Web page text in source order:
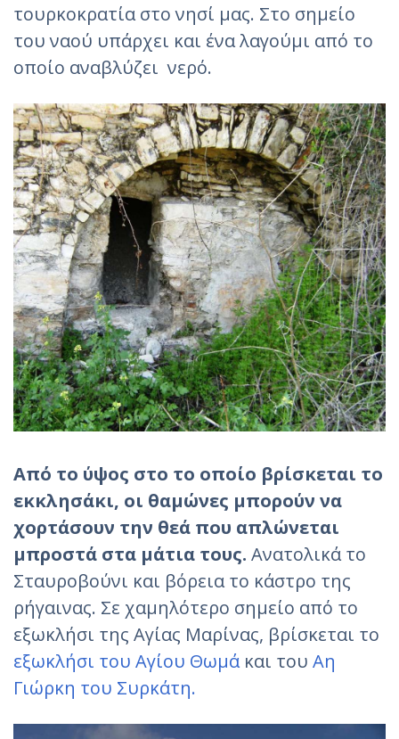
τουρκοκρατία στο νησί μας. Στο σημείο
του ναού υπάρχει και ένα λαγούμι από το
οποίο αναβλύζει νερό.
Από το ύψος στο το οποίο βρίσκεται το
εκκλησάκι, οι θαμώνες μπορούν να
χορτάσουν την θεά που απλώνεται
μπροστά στα μάτια τους. Ανατολικά το
Σταυροβούνι και βόρεια το κάστρο της
ρήγαινας. Σε χαμηλότερο σημείο από το
εξωκλήσι της Αγίας Μαρίνας, βρίσκεται το
εξωκλήσι του Αγίου Θωμά και του Αη
Γιώρκη του Συρκάτη.